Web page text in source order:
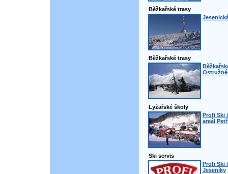
Běžkařské trasy
Běžkařské trasy
Lyžařské školy
Profi Ski
areál
Ski servis
Profi Ski
Jeseníky